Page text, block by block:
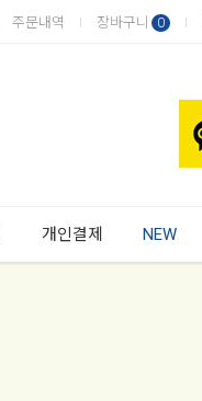
주문내역 장바구니 0
개인결제 NEW